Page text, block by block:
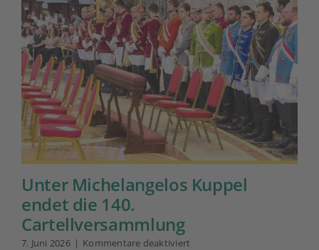
Unter Michelangelos Kuppel
endet die 140.
Cartellversammlung
7. Juni 2026 | Kommentare deaktiviert